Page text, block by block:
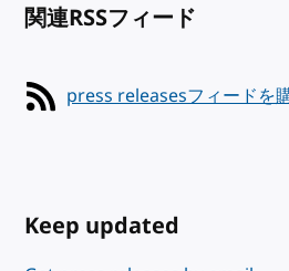
関連RSSフィード
press releasesフィードを
Keep updated